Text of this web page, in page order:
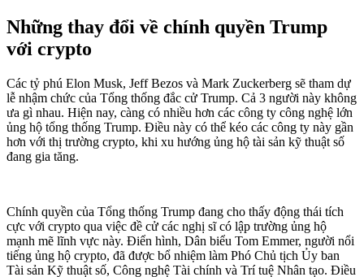
Những thay đổi về chính quyền Trump
với crypto
Các tỷ phú Elon Musk, Jeff Bezos và Mark Zuckerberg sẽ tham dự
lễ nhậm chức của Tổng thống đắc cử Trump. Cả 3 người này không
ưa gì nhau. Hiện nay, càng có nhiều hơn các công ty công nghệ lớn
ủng hộ tổng thống Trump. Điều này có thể kéo các công ty này gần
hơn với thị trường crypto, khi xu hướng ủng hộ tài sản kỹ thuật số
đang gia tăng.
Chính quyền của Tổng thống Trump đang cho thấy động thái tích
cực với crypto qua việc đề cử các nghị sĩ có lập trường ủng hộ
mạnh mẽ lĩnh vực này. Điển hình, Dân biểu Tom Emmer, người nổi
tiếng ủng hộ crypto, đã được bổ nhiệm làm Phó Chủ tịch Ủy ban
Tài sản Kỹ thuật số, Công nghệ Tài chính và Trí tuệ Nhân tạo. Điều